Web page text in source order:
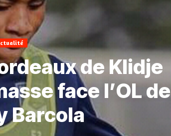
de Klidje
face l’OL de
Barcola